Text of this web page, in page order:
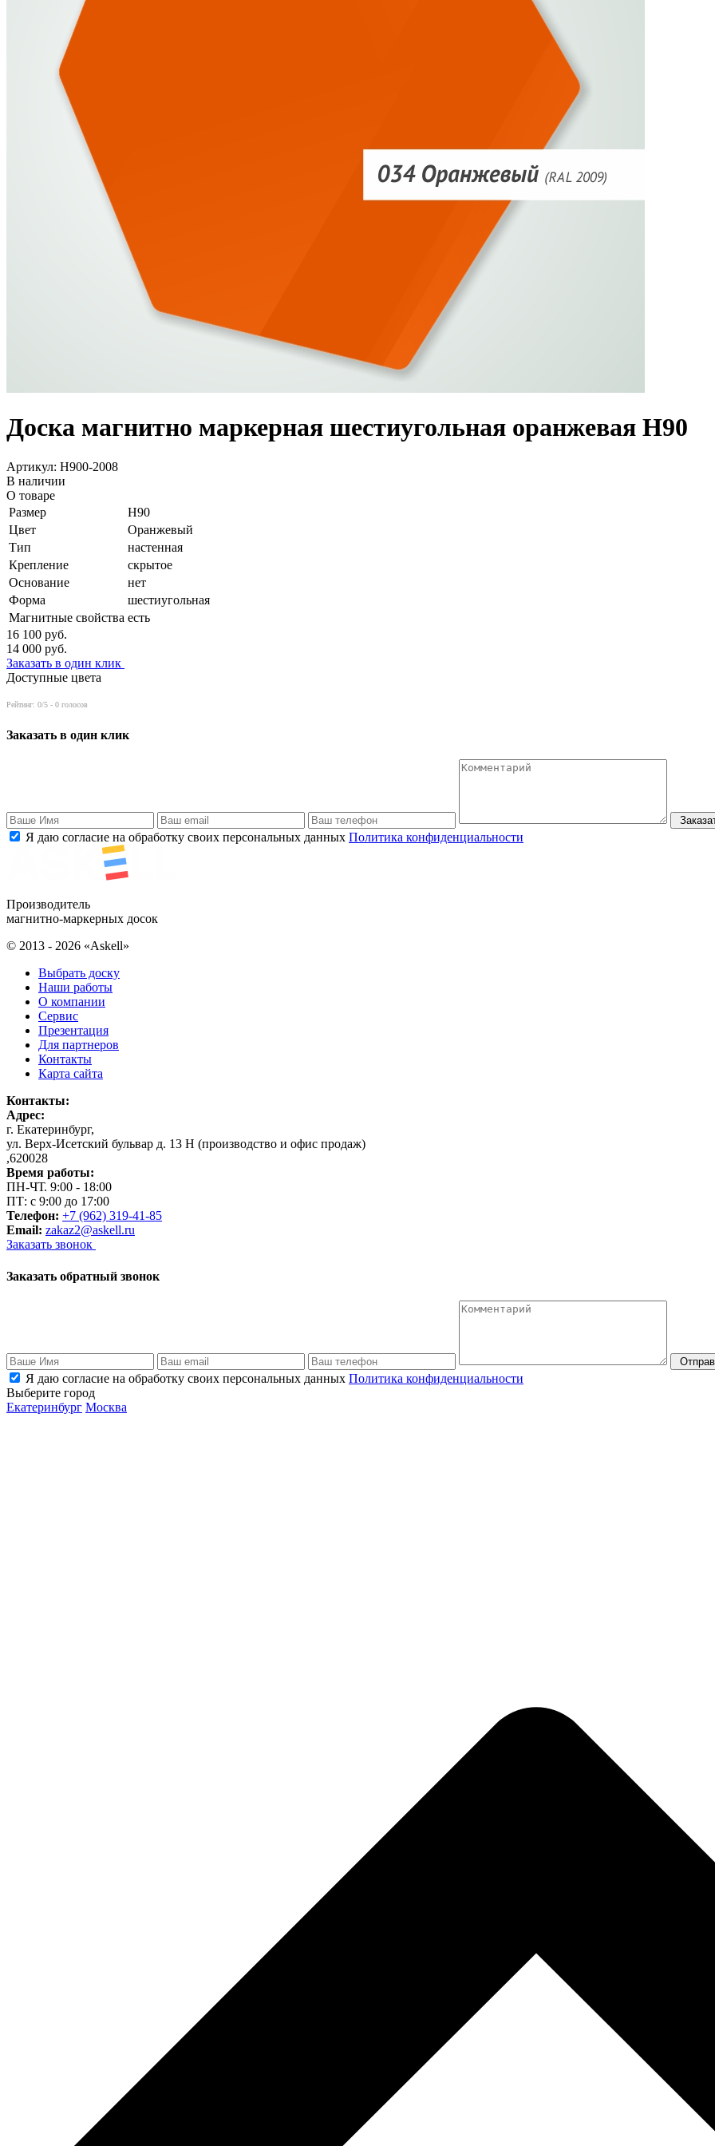
Доска магнитно маркерная шестиугольная оранжевая Н90
Артикул: H900-2008
В наличии
О товаре
Размер
Н90
Цвет
Оранжевый
Тип
настенная
Крепление
скрытое
Основание
нет
Форма
шестиугольная
Магнитные свойства есть
16 100 руб.
14 000 руб.
Заказать в один клик
Доступные цвета
Рейтинг: 0/5 - 0 голосов
Заказать в один клик
Я даю согласие на обработку своих персональных данных Политика конфиденциальности
Производитель
магнитно-маркерных досок
© 2013 - 2026 «Askell»
Выбрать доску
Наши работы
О компании
Сервис
Презентация
Для партнеров
Контакты
Карта сайта
Контакты:
Адрес:
г. Екатеринбург,
ул. Верх-Исетский бульвар д. 13 Н (производство и офис продаж)
,620028
Время работы:
ПН-ЧТ. 9:00 - 18:00
ПТ: с 9:00 до 17:00
Телефон: +7 (962) 319-41-85
Email: zakaz2@askell.ru
Заказать звонок
Заказать обратный звонок
Я даю согласие на обработку своих персональных данных Политика конфиденциальности
Выберите город
Екатеринбург Москва